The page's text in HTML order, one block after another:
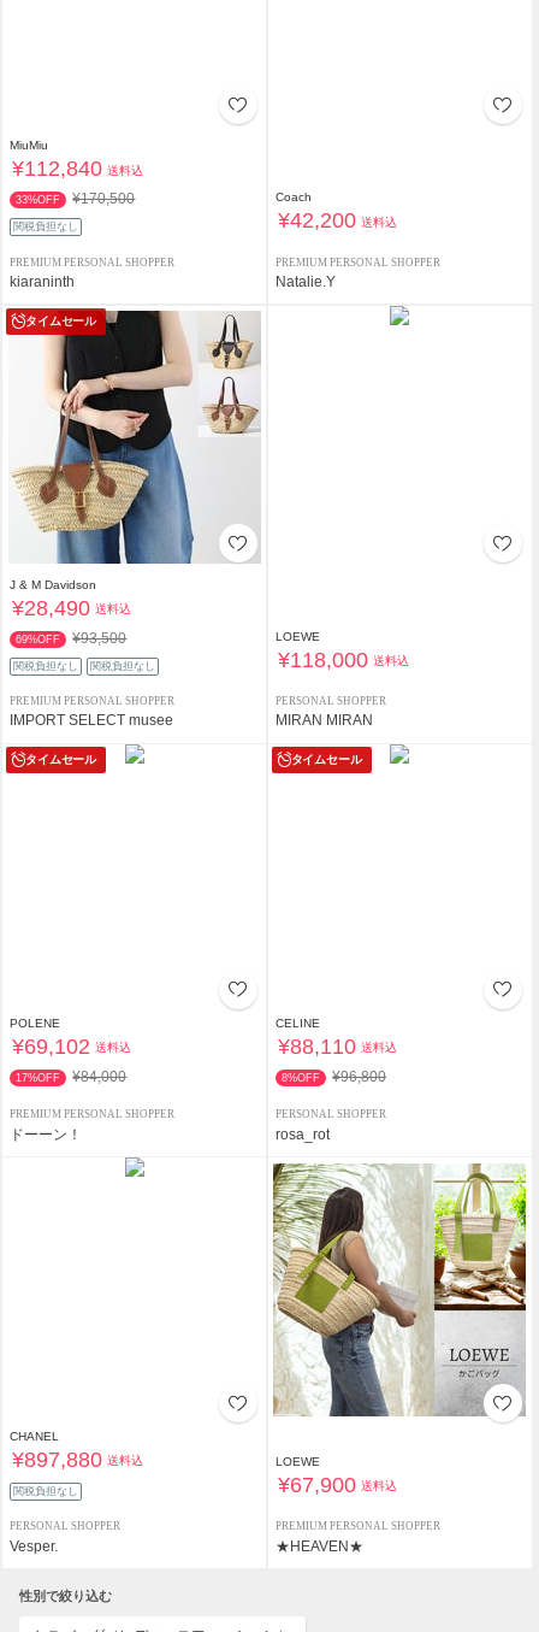
MiuMiu
¥112,840 送料込
33%OFF ¥170,500
関税負担なし
PREMIUM PERSONAL SHOPPER
kiaraninth
Coach
¥42,200 送料込
PREMIUM PERSONAL SHOPPER
Natalie.Y
タイムセール
J & M Davidson
¥28,490 送料込
69%OFF ¥93,500
関税負担なし 関税負担なし
PREMIUM PERSONAL SHOPPER
IMPORT SELECT musee
LOEWE
¥118,000 送料込
PERSONAL SHOPPER
MIRAN MIRAN
タイムセール
POLENE
¥69,102 送料込
17%OFF ¥84,000
PREMIUM PERSONAL SHOPPER
ドーーン！
タイムセール
CELINE
¥88,110 送料込
8%OFF ¥96,800
PERSONAL SHOPPER
rosa_rot
CHANEL
¥897,880 送料込
関税負担なし
PERSONAL SHOPPER
Vesper.
LOEWE
¥67,900 送料込
PREMIUM PERSONAL SHOPPER
★HEAVEN★
性別で絞り込む